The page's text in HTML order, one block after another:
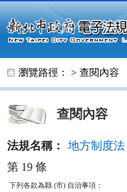
跳至主要內容
瀏覽路徑： > 查閱內容
查閱內容
法規名稱： 地方制度法
第 19 條
下列各款為縣 (市) 自治事項：